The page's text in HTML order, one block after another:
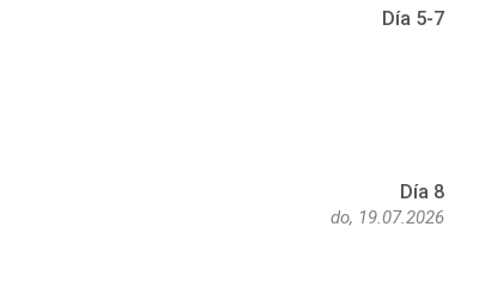
Día 5-7
Día 8
do, 19.07.2026